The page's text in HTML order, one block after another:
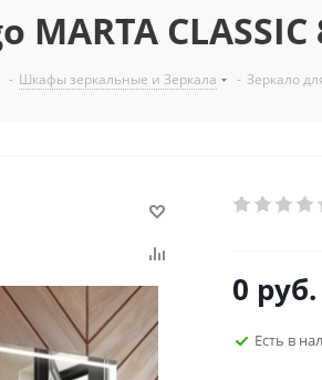
CLASSIC
- Шкафы зеркальные и Зеркала - Зеркало
0 руб.
Есть в